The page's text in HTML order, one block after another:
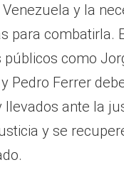
y la
para combatirla.
como
Pedro Ferrer
llevados ante la
y se